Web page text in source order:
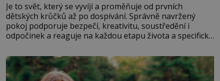
Je to svět, který se vyvíjí a proměňuje od prvních
dětských krůčků až po dospívání. Správně navržený
pokoj podporuje bezpečí, kreativitu, soustředění i
odpočinek a reaguje na každou etapu života a specifické
měkkost a bezpečí, proto by pokoj miminka měl působit
především klidně a útulně. Předškolní věk je